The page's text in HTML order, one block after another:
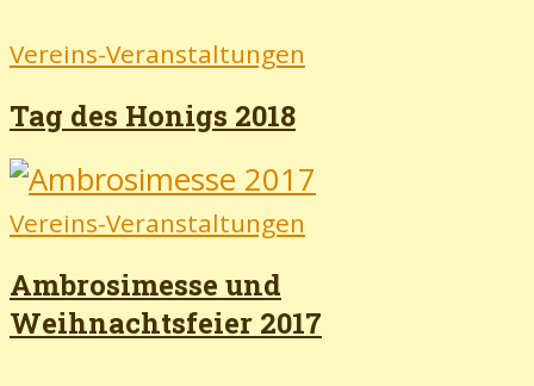
Vereins-Veranstaltungen
Tag des Honigs 2018
Vereins-Veranstaltungen
Ambrosimesse und
Weihnachtsfeier 2017